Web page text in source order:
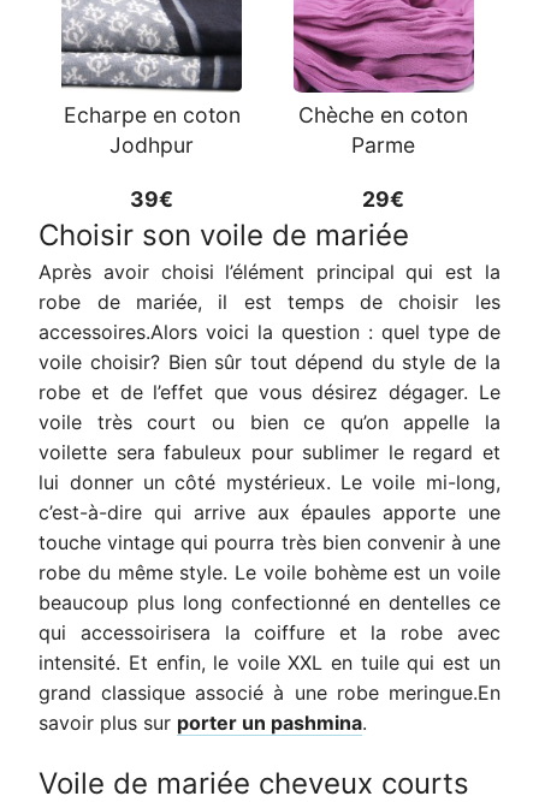
Echarpe en coton
Jodhpur
39€
Chèche en coton
Parme
29€
Choisir son voile de mariée
Après avoir choisi l’élément principal qui est la
robe de mariée, il est temps de choisir les
accessoires.Alors voici la question : quel type de
voile choisir? Bien sûr tout dépend du style de la
robe et de l’effet que vous désirez dégager. Le
voile très court ou bien ce qu’on appelle la
voilette sera fabuleux pour sublimer le regard et
lui donner un côté mystérieux. Le voile mi-long,
c’est-à-dire qui arrive aux épaules apporte une
touche vintage qui pourra très bien convenir à une
robe du même style. Le voile bohème est un voile
beaucoup plus long confectionné en dentelles ce
qui accessoirisera la coiffure et la robe avec
intensité. Et enfin, le voile XXL en tuile qui est un
grand classique associé à une robe meringue.En
savoir plus sur porter un pashmina.
Voile de mariée cheveux courts